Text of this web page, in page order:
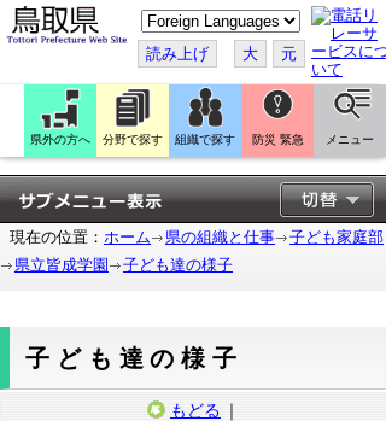
こ
の
ペ
ー
ジ
翻
訳
す
る
読み上げ 大 元
県外の方へ 分野で探す 組織で探す 防災 緊急 メニュー
現在の位置： ホーム 県の組織と仕事
子ども家庭部
県立皆成学園
子ども達の様子
子ども達の様子
もどる ｜